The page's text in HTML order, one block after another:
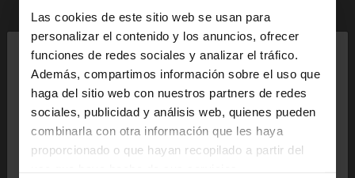
Las cookies de este sitio web se usan para
personalizar el contenido y los anuncios, ofrecer
funciones de redes sociales y analizar el tráfico.
Además, compartimos información sobre el uso que
haga del sitio web con nuestros partners de redes
sociales, publicidad y análisis web, quienes pueden
combinarla con otra información que les haya
proporcionado o que hayan recopilado a partir del
hola
Estás accediendo a la web de Guatemala. ¿Quieres
ir a la web de United States?